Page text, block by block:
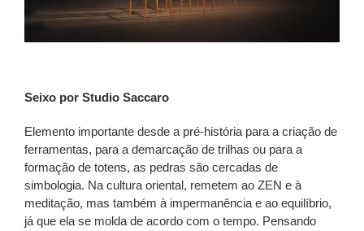
Seixo por Studio Saccaro
Elemento importante desde a pré-história para a criação de
ferramentas, para a demarcação de trilhas ou para a
formação de totens, as pedras são cercadas de
simbologia. Na cultura oriental, remetem ao ZEN e à
meditação, mas também à impermanência e ao equilíbrio,
já que ela se molda de acordo com o tempo. Pensando